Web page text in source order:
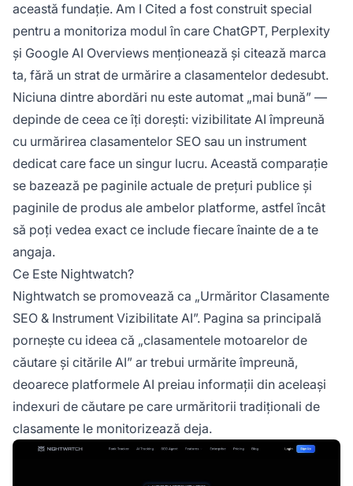
această fundație. Am I Cited a fost construit special
pentru a monitoriza modul în care ChatGPT, Perplexity
și Google AI Overviews menționează și citează marca
ta, fără un strat de urmărire a clasamentelor dedesubt.
Niciuna dintre abordări nu este automat „mai bună” —
depinde de ceea ce îți dorești: vizibilitate AI împreună
cu urmărirea clasamentelor SEO sau un instrument
dedicat care face un singur lucru. Această comparație
se bazează pe paginile actuale de prețuri publice și
paginile de produs ale ambelor platforme, astfel încât
să poți vedea exact ce include fiecare înainte de a te
angaja.
Ce Este Nightwatch?
Nightwatch se promovează ca „Urmăritor Clasamente
SEO & Instrument Vizibilitate AI”. Pagina sa principală
pornește cu ideea că „clasamentele motoarelor de
căutare și citările AI” ar trebui urmărite împreună,
deoarece platformele AI preiau informații din aceleași
indexuri de căutare pe care urmăritorii tradiționali de
clasamente le monitorizează deja.